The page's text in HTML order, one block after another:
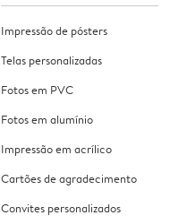
Impressão de pósters
Telas personalizadas
Fotos em PVC
Fotos em alumínio
Impressão em acrílico
Cartões de agradecimento
Convites personalizados